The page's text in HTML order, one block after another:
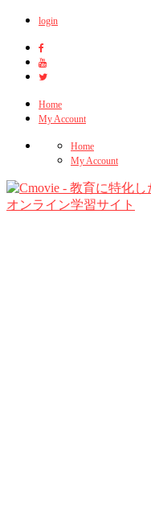
login
Home
My Account
Home
My Account